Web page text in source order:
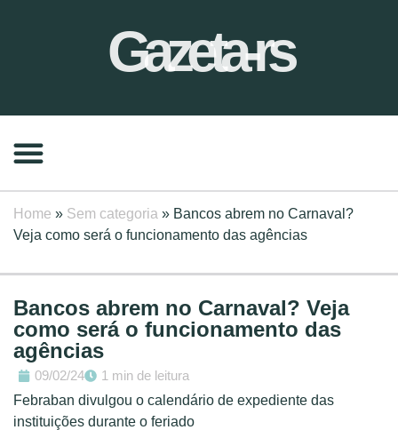
Gazeta-rs
Home » Sem categoria » Bancos abrem no Carnaval?
Veja como será o funcionamento das agências
Bancos abrem no Carnaval? Veja
como será o funcionamento das
agências
09/02/24
1 min de leitura
Febraban divulgou o calendário de expediente das
instituições durante o feriado